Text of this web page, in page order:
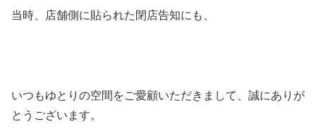
当時、店舗側に貼られた閉店告知にも、
いつもゆとりの空間をご愛顧いただきまして、誠にありが
とうございます。